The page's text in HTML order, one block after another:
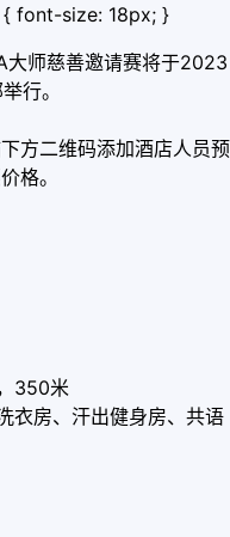
font-size: 18px; }
大师慈善邀请赛将于2023
行。
方二维码添加酒店人员预
格。
350米
衣房、汗出健身房、共语